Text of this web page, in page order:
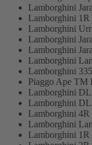
Lamborghini
Lamborghini
Lamborghini
Lamborghini
Lamborghini
Lamborghini
Lamborghini
Piaggo Ape
Lamborghini
Lamborghini
Lamborghini
Lamborghini
Lamborghini